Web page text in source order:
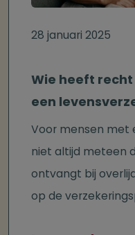
28 januari 2025
Wie heeft
een
Voor mensen met
niet altijd meteen
ontvangt bij
op de